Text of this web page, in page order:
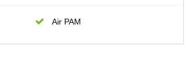
Air PAM